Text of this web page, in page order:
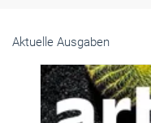
Aktuelle Ausgaben